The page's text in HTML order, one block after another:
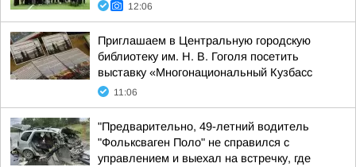
12:06
Приглашаем в Центральную городскую
библиотеку им. Н. В. Гоголя посетить
выставку «Многонациональный Кузбасс
11:06
"Предварительно, 49-летний водитель
"Фольксваген Поло" не справился с
управлением и выехал на встречку, где